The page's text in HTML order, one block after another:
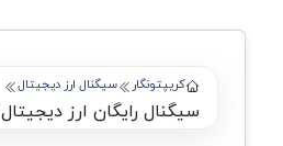
کریپتونگار سیگنال ارز دیجیتال
سیگنال رایگان ارز دیجیتال OMG